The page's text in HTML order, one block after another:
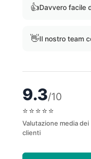
👍Davvero facile
👋Il nostro team
9.3/10
⭐⭐⭐⭐⭐
Valutazione media dei
clienti